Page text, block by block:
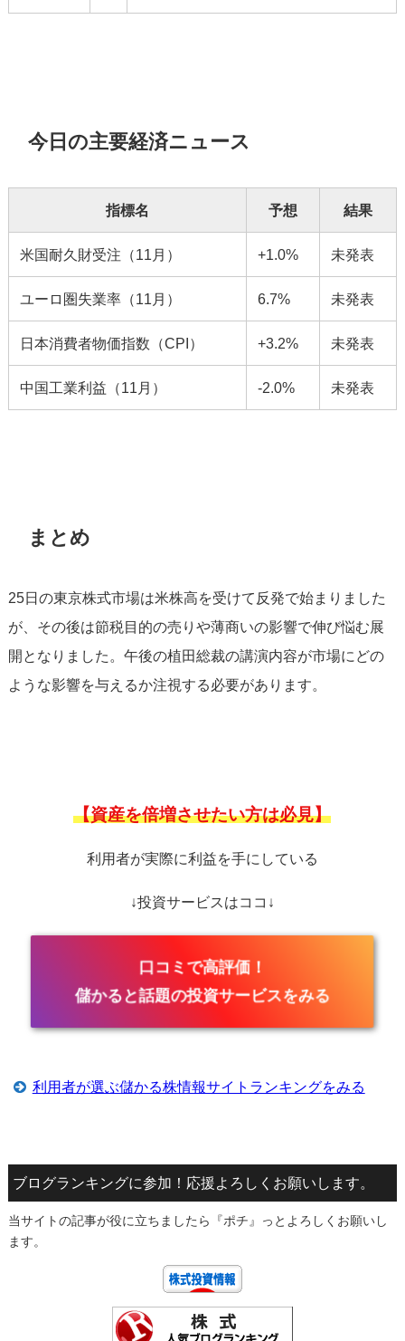
今日の主要経済ニュース
指標名 予想 結果
米国耐久財受注（11月） +1.0% 未発表
ユーロ圏失業率（11月） 6.7% 未発表
日本消費者物価指数（CPI） +3.2% 未発表
中国工業利益（11月） -2.0% 未発表
まとめ
25日の東京株式市場は米株高を受けて反発で始まりました
が、その後は節税目的の売りや薄商いの影響で伸び悩む展
開となりました。午後の植田総裁の講演内容が市場にどの
ような影響を与えるか注視する必要があります。
【資産を倍増させたい方は必見】
利用者が実際に利益を手にしている
↓投資サービスはココ↓
口コミで高評価！
儲かると話題の投資サービスをみる
利用者が選ぶ儲かる株情報サイトランキングをみる
ブログランキングに参加！応援よろしくお願いします。
当サイトの記事が役に立ちましたら『ポチ』っとよろしくお願いし
ます。